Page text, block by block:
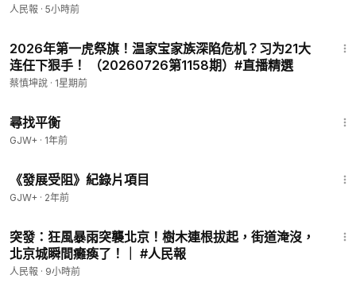
人民報 · 5小時前
2026年第一虎祭旗！温家宝家族深陷危机？习为21大
连任下狠手！ （20260726第1158期）#直播精選
蔡慎坤說 · 1星期前
尋找平衡
GJW+ · 1年前
《發展受阻》紀錄片項目
GJW+ · 2年前
突發：狂風暴雨突襲北京！樹木連根拔起，街道淹沒，
北京城瞬間癱瘓了！｜ #人民報
人民報 · 9小時前